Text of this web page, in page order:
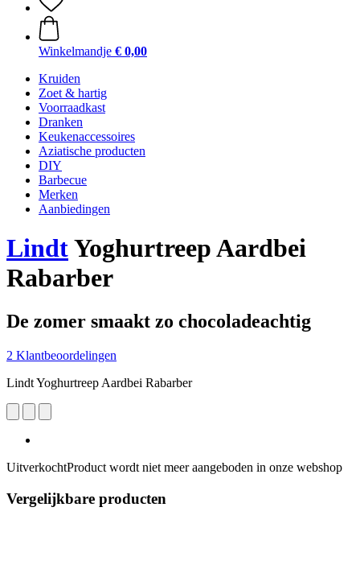
Winkelmandje € 0,00
Kruiden
Zoet & hartig
Voorraadkast
Dranken
Keukenaccessoires
Aziatische producten
DIY
Barbecue
Merken
Aanbiedingen
LindtYoghurtreep Aardbei
Rabarber
De zomer smaakt zo chocoladeachtig
2 Klantbeoordelingen
Lindt Yoghurtreep Aardbei Rabarber
UitverkochtProduct wordt niet meer aangeboden in onze webshop
Vergelijkbare producten